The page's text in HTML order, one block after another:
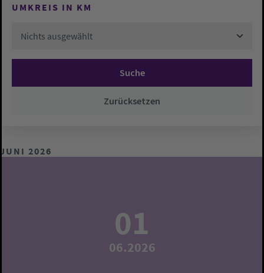
UMKREIS IN KM
Nichts ausgewählt
Suche
Zurücksetzen
JUNI 2026
01
06.2026